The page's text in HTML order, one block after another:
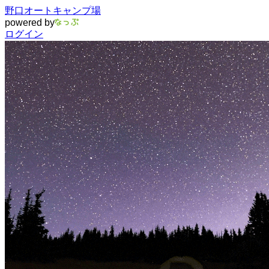
野口オートキャンプ場
powered by
ログイン